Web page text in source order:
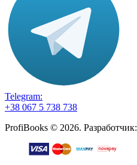
Telegram:
+38 067 5 738 738
ProfiBooks © 2026. Разработчик: